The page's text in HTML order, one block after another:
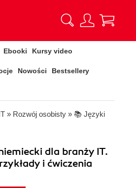
Ebooki Kursy video
Nowości Bestsellery
» Rozwój osobisty » 📚 Języki
dla branży IT.
i ćwiczenia